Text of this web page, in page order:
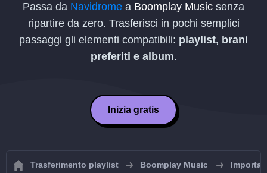
Passa da Navidrome a Boomplay Music senza
ripartire da zero. Trasferisci in pochi semplici
passaggi gli elementi compatibili: playlist, brani
preferiti e album.
Inizia gratis
Trasferimento playlist Boomplay Music Importa